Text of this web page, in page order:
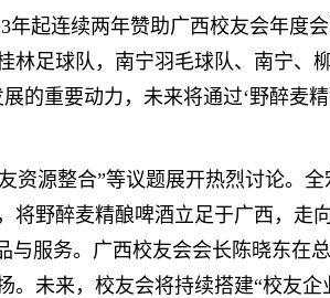
年起连续两年赞助广西校友会年度
林足球队，南宁羽毛球队、南宁、
展的重要动力，未来将通过‘野醉麦
资源整合”等议题展开热烈讨论。 全
将野醉麦精酿啤酒立足于广西，走
与服务。广西校友会会长陈晓东在
。未来，校友会将持续搭建“校友企